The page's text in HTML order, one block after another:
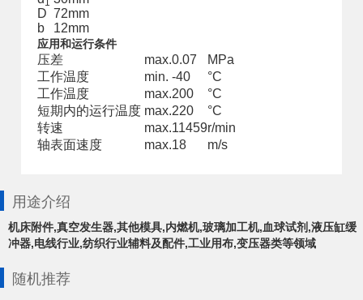
1
D 72mm
b
12mm
应用和运行条件
压差 max.0.07
MPa
工作温度
min. -40
°C
工作温度
max.200
°C
短期内的运行温度 max.220
°C
转速
max.11459r/min
轴表面速度
max.18 m/s
用途介绍
机床附件,真空发生器,其他模具,内燃机,玻璃加工机,血球试剂,液压缸缓
冲器,电线行业,纺织行业辅料及配件,工业用布,变压器类等领域
随机推荐